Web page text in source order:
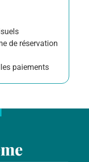
de réservation
paiements